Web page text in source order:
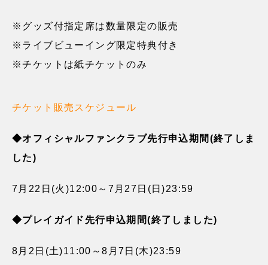
※グッズ付指定席は数量限定の販売
※ライブビューイング限定特典付き
※チケットは紙チケットのみ
チケット販売スケジュール
◆オフィシャルファンクラブ先行申込期間(終了しま
した)
7月22日(火)12:00～7月27日(日)23:59
◆プレイガイド先行申込期間(終了しました)
8月2日(土)11:00～8月7日(木)23:59